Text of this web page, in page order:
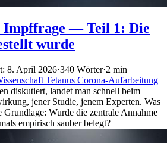
Impffrage — Teil 1: Die
wurde
8. April 2026·340 Wörter·2 min
Tetanus Corona-Aufarbeitung
diskutiert, landet man schnell beim
jener Studie, jenem Experten. Was
Wurde die zentrale Annahme
empirisch sauber belegt?